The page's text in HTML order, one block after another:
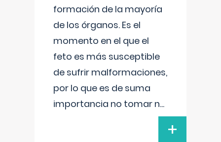
formación de la mayoría
de los órganos. Es el
momento en el que el
feto es más susceptible
de sufrir malformaciones,
por lo que es de suma
importancia no tomar n...
+